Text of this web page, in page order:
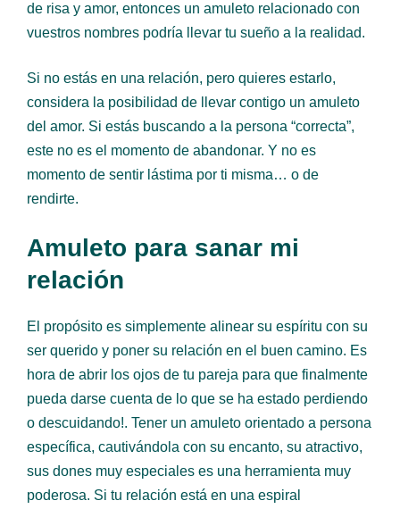
de risa y amor, entonces un amuleto relacionado con
vuestros nombres podría llevar tu sueño a la realidad.
Si no estás en una relación, pero quieres estarlo,
considera la posibilidad de llevar contigo un amuleto
del amor. Si estás buscando a la persona “correcta”,
este no es el momento de abandonar. Y no es
momento de sentir lástima por ti misma… o de
rendirte.
Amuleto para sanar mi
relación
El propósito es simplemente alinear su espíritu con su
ser querido y poner su relación en el buen camino. Es
hora de abrir los ojos de tu pareja para que finalmente
pueda darse cuenta de lo que se ha estado perdiendo
o descuidando!. Tener un amuleto orientado a persona
específica, cautivándola con su encanto, su atractivo,
sus dones muy especiales es una herramienta muy
poderosa. Si tu relación está en una espiral